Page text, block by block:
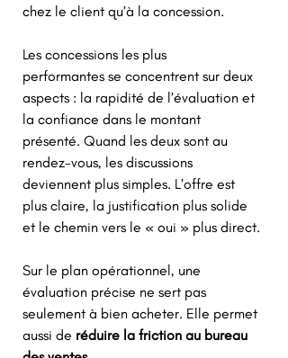
chez le client qu’à la concession.
Les concessions les plus
performantes se concentrent sur deux
aspects : la rapidité de l’évaluation et
la confiance dans le montant
présenté. Quand les deux sont au
rendez-vous, les discussions
deviennent plus simples. L’offre est
plus claire, la justification plus solide
et le chemin vers le « oui » plus direct.
Sur le plan opérationnel, une
évaluation précise ne sert pas
seulement à bien acheter. Elle permet
aussi de réduire la friction au bureau